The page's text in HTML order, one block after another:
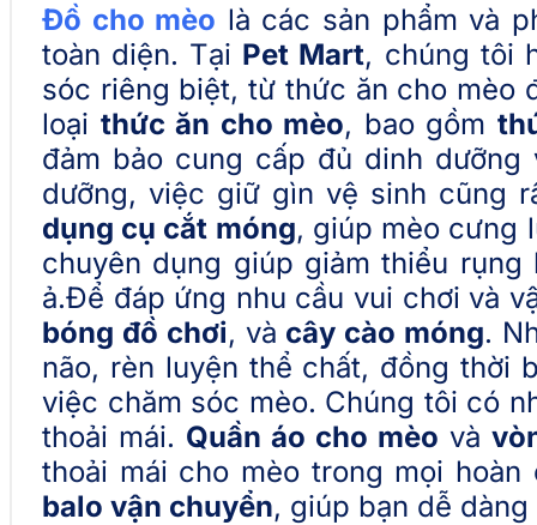
Đồ cho mèo là các sản phẩm và
toàn diện. Tại Pet Mart, chúng tôi
sóc riêng biệt, từ thức ăn cho mèo
loại thức ăn cho mèo, bao gồm
đảm bảo cung cấp đủ dinh
dưỡng, việc giữ gìn vệ sinh cũng
dụng cụ cắt móng, giúp mèo cưng
chuyên dụng giúp giảm thiểu
ả.Để đáp ứng nhu cầu vui chơi và
bóng đồ chơi, và cây cào móng.
não, rèn luyện thể chất, đồng thời
việc chăm sóc mèo. Chúng tôi có
thoải mái. Quần áo cho mèo và
thoải mái cho mèo trong mọi
balo vận chuyển, giúp bạn dễ